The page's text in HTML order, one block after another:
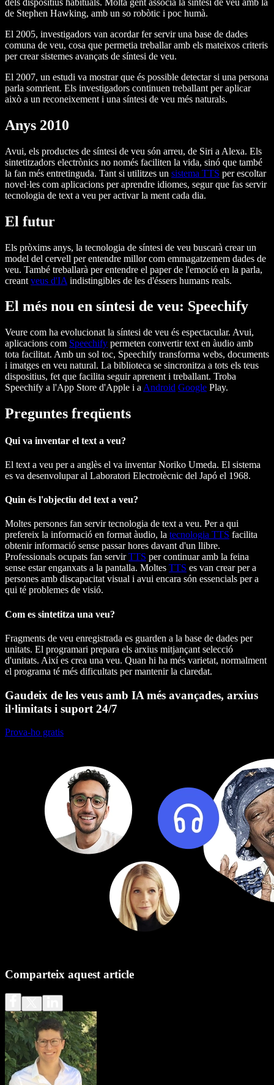
dels dispositius habituals. Molta gent associa la síntesi de veu amb la
de Stephen Hawking, amb un so robòtic i poc humà.
El 2005, investigadors van acordar fer servir una base de dades
comuna de veu, cosa que permetia treballar amb els mateixos criteris
per crear sistemes avançats de síntesi de veu.
El 2007, un estudi va mostrar que és possible detectar si una persona
parla somrient. Els investigadors continuen treballant per aplicar
això a un reconeixement i una síntesi de veu més naturals.
Anys 2010
Avui, els productes de síntesi de veu són arreu, de Siri a Alexa. Els
sintetitzadors electrònics no només faciliten la vida, sinó que també
la fan més entretinguda. Tant si utilitzes un sistema TTS per escoltar
novel·les com aplicacions per aprendre idiomes, segur que fas servir
tecnologia de text a veu per activar la ment cada dia.
El futur
Els pròxims anys, la tecnologia de síntesi de veu buscarà crear un
model del cervell per entendre millor com emmagatzemem dades de
veu. També treballarà per entendre el paper de l'emoció en la parla,
creant veus d'IA indistingibles de les d'éssers humans reals.
El més nou en síntesi de veu: Speechify
Veure com ha evolucionat la síntesi de veu és espectacular. Avui,
aplicacions com Speechify permeten convertir text en àudio amb
tota facilitat. Amb un sol toc, Speechify transforma webs, documents
i imatges en veu natural. La biblioteca se sincronitza a tots els teus
dispositius, fet que facilita seguir aprenent i treballant. Troba
Speechify a l'App Store d'Apple i a Android Google Play.
Preguntes freqüents
Qui va inventar el text a veu?
El text a veu per a anglès el va inventar Noriko Umeda. El sistema
es va desenvolupar al Laboratori Electrotècnic del Japó el 1968.
Quin és l'objectiu del text a veu?
Moltes persones fan servir tecnologia de text a veu. Per a qui
prefereix la informació en format àudio, la tecnologia TTS facilita
obtenir informació sense passar hores davant d'un llibre.
Professionals ocupats fan servirTTS per continuar amb la feina
sense estar enganxats a la pantalla. Moltes TTS es van crear per a
persones amb discapacitat visual i avui encara són essencials per a
qui té problemes de visió.
Com es sintetitza una veu?
Fragments de veu enregistrada es guarden a la base de dades per
unitats. El programari prepara els arxius mitjançant selecció
d'unitats. Així es crea una veu. Quan hi ha més varietat, normalment
el programa té més dificultats per mantenir la claredat.
Gaudeix de les veus amb IA més avançades, arxius
il·limitats i suport 24/7
Prova-ho gratis
Comparteix aquest article